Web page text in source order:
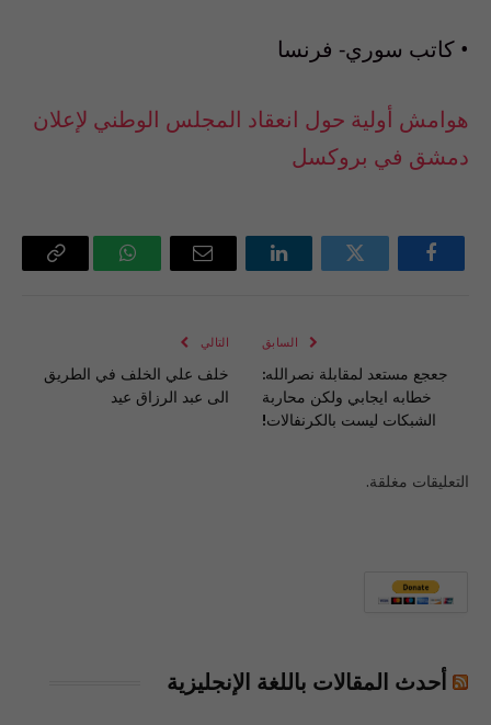
• كاتب سوري- فرنسا
هوامش أولية حول انعقاد المجلس الوطني لإعلان
دمشق في بروكسل
فيسبوك تويتر لينكدإن
البريد
واتساب Copy
السابق
جعجع مستعد لمقابلة نصرالله:
خطابه ايجابي ولكن محاربة
الشبكات ليست بالكرنفالات!
التالي
خلف علي الخلف في الطريق
الى عبد الرزاق عيد
التعليقات مغلقة.
أحدث المقالات باللغة الإنجليزية